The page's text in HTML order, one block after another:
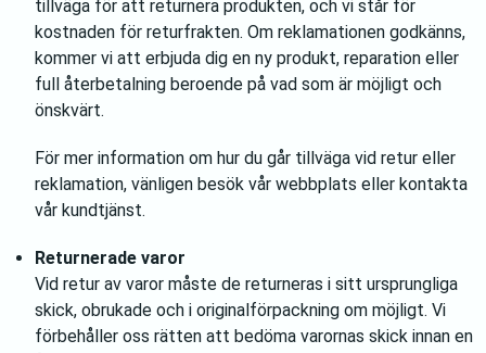
tillväga för att returnera produkten, och vi står för
kostnaden för returfrakten. Om reklamationen godkänns,
kommer vi att erbjuda dig en ny produkt, reparation eller
full återbetalning beroende på vad som är möjligt och
önskvärt.
För mer information om hur du går tillväga vid retur eller
reklamation, vänligen besök vår webbplats eller kontakta
vår kundtjänst.
Returnerade varor
Vid retur av varor måste de returneras i sitt ursprungliga
skick, obrukade och i originalförpackning om möjligt. Vi
förbehåller oss rätten att bedöma varornas skick innan en